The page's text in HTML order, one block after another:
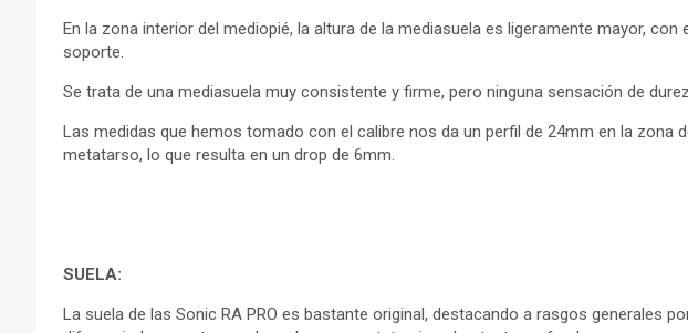
En la zona interior del mediopié, la altura de la mediasuela es ligeramente mayor,
soporte.
Se trata de una mediasuela muy consistente y firme, pero ninguna sensación de
Las medidas que hemos tomado con el calibre nos da un perfil de 24mm en la zona
metatarso, lo que resulta en un drop de 6mm.
SUELA:
La suela de las Sonic RA PRO es bastante original, destacando a rasgos generales